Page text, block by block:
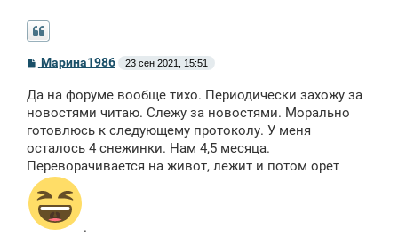
С
б
щ
н
и
Марина1986 23 сен 2021, 15:51
Да на форуме вообще тихо. Периодически захожу за
новостями читаю. Слежу за новостями. Морально
готовлюсь к следующему протоколу. У меня
осталось 4 снежинки. Нам 4,5 месяца.
Переворачивается на живот, лежит и потом орет
.